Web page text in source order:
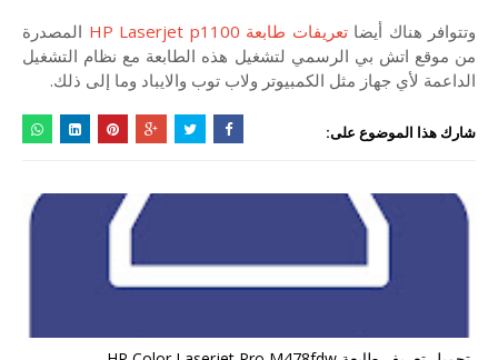
وتتوافر هناك أيضاتعريفات طابعة HP Laserjet p1100
المصدرة
من موقع اتش بي الرسمي لتشغيل هذه الطابعة مع نظام التشغيل
الداعمة لأي جهاز مثل الكمبيوتر ولاب توب والايباد وما إلى ذلك.
شارك هذا الموضوع على: